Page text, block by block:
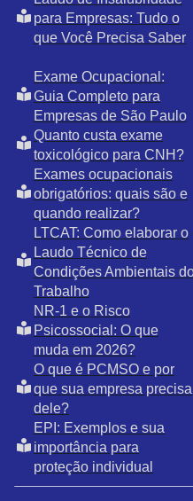
para Empresas: Tudo o
que Você Precisa Saber
Exame Ocupacional:
Guia Completo para
Empresas de São Paulo
Quanto custa exame
toxicológico para CNH?
Exames ocupacionais
obrigatórios: quais são e
quando realizar?
LTCAT: Como elaborar o
Laudo Técnico de
Condições Ambientais
Trabalho
NR-1 e o Risco
Psicossocial: O que
muda em 2026?
O que é PCMSO e por
que sua empresa precisa
dele?
EPI: Exemplos e sua
importância para
proteção individual